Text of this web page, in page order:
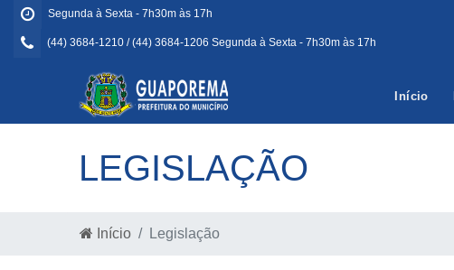
Segunda à Sexta - 7h30m às 17h
(44) 3684-1210 / (44) 3684-1206 Segunda à Sexta - 7h30m às 17h
Início
LEGISLAÇÃO
Início Legislação